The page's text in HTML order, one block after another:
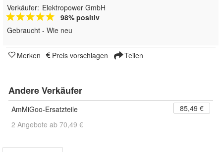
Verkäufer: Elektropower GmbH
98% positiv
Gebraucht - Wie neu
Merken Preis vorschlagen Teilen
Andere Verkäufer
AmMiGoo-Ersatzteile
85,49 €
2 Angebote ab 70,49 €